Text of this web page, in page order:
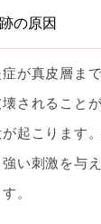
の原因
が真皮層ま
されること
起こります
い刺激を与
。